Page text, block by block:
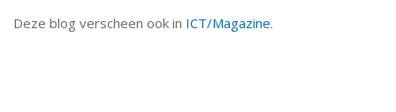
Deze blog verscheen ook in ICT/Magazine.